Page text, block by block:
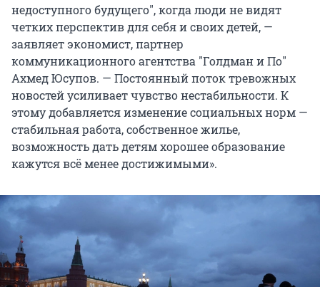
недоступного будущего", когда люди не видят
четких перспектив для себя и своих детей, —
заявляет экономист, партнер
коммуникационного агентства "Голдман и По"
Ахмед Юсупов. — Постоянный поток тревожных
новостей усиливает чувство нестабильности. К
этому добавляется изменение социальных норм —
стабильная работа, собственное жилье,
возможность дать детям хорошее образование
кажутся всё менее достижимыми».